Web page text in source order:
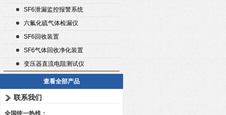
SF6泄漏监控报警系统
六氟化硫气体检漏仪
SF6回收装置
SF6气体回收净化装置
变压器直流电阻测试仪
查看全部产品
联系我们
全国统一热线：